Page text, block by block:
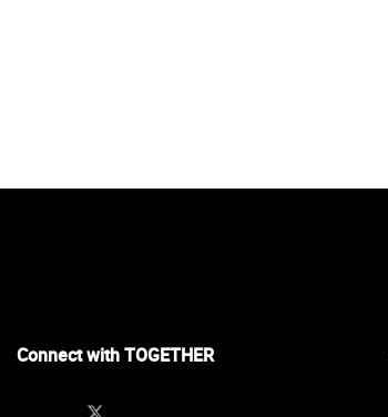
Connect with TOGETHER